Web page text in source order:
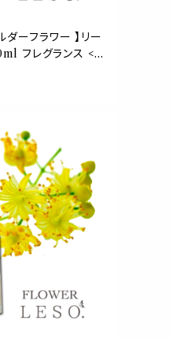
ーフラワー 】リー
フレグランス <フ
枕 国産 消臭 寝具
すみ ルーム 誕生